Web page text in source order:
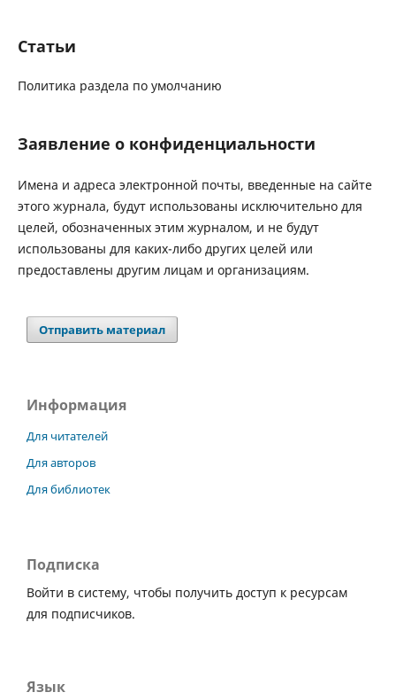
Статьи
Политика раздела по умолчанию
Заявление о конфиденциальности
Имена и адреса электронной почты, введенные на сайте
этого журнала, будут использованы исключительно для
целей, обозначенных этим журналом, и не будут
использованы для каких-либо других целей или
предоставлены другим лицам и организациям.
Отправить материал
Информация
Для читателей
Для авторов
Для библиотек
Подписка
Войти в систему, чтобы получить доступ к ресурсам
для подписчиков.
Язык